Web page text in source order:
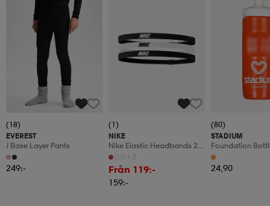
(18)
EVEREST
J Base Layer Pants
249:-
(1)
NIKE
Nike Elastic Headbands 2.0
3 Pk
+3
Från 119:-
159:-
(80)
STADIUM
Foundation
24,90